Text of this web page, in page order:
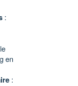
:
en
: